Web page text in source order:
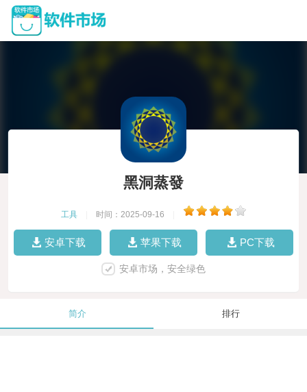
黑洞蒸發
工具 时间：2025-09-16
安卓下载 苹果下载 PC下载
安卓市场，安全绿色
简介 排行